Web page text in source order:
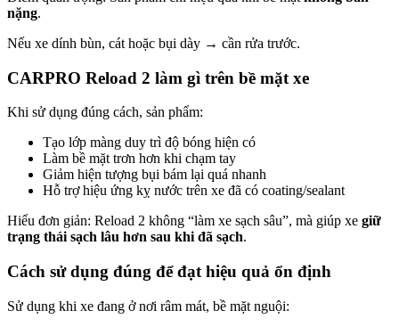
nặng.
Nếu xe dính bùn, cát hoặc bụi dày → cần rửa trước.
CARPRO Reload 2 làm gì trên bề mặt xe
Khi sử dụng đúng cách, sản phẩm:
Tạo lớp màng duy trì độ bóng hiện có
Làm bề mặt trơn hơn khi chạm tay
Giảm hiện tượng bụi bám lại quá nhanh
Hỗ trợ hiệu ứng kỵ nước trên xe đã có coating/sealant
Hiểu đơn giản: Reload 2 không “làm xe sạch sâu”, mà giúp xe giữ
trạng thái sạch lâu hơn sau khi đã sạch.
Cách sử dụng đúng để đạt hiệu quả ổn định
Sử dụng khi xe đang ở nơi râm mát, bề mặt nguội: